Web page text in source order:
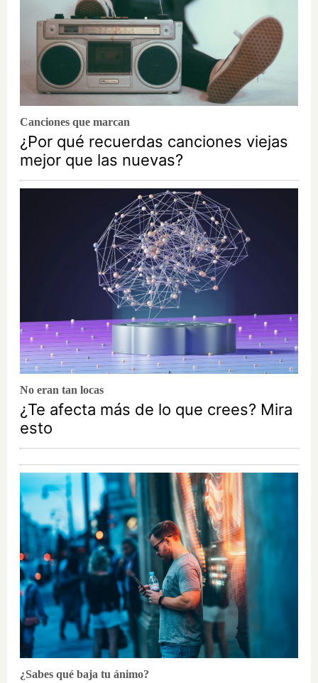
Canciones que marcan
¿Por qué recuerdas canciones viejas
mejor que las nuevas?
No eran tan locas
¿Te afecta más de lo que crees? Mira
esto
¿Sabes qué baja tu ánimo?